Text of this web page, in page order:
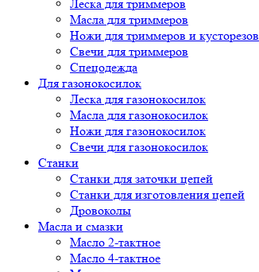
Леска для триммеров
Масла для триммеров
Ножи для триммеров и кусторезов
Свечи для триммеров
Спецодежда
Для газонокосилок
Леска для газонокосилок
Масла для газонокосилок
Ножи для газонокосилок
Свечи для газонокосилок
Станки
Cтанки для заточки цепей
Станки для изготовления цепей
Дровоколы
Масла и смазки
Масло 2-тактное
Масло 4-тактное